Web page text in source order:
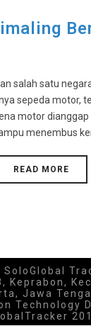
salah satu
sepeda motor,
motor dianggap
menembus
READ MORE
SoloGlobal
Keprabon,
Jawa
Technology